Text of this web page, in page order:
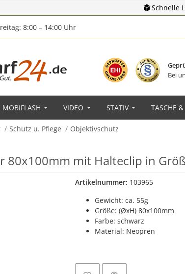
Schnelle
8:00 – 14:00 Uhr
Bei
MOBIFLASH VIDEO STATIV TASCHE
Schutz u. Pflege Objektivschutz
80x100mm mit Halteclip in
Artikelnummer: 103965
Gewicht: ca. 55g
Größe: (ØxH) 80x100mm
Farbe: schwarz
Material: Neopren